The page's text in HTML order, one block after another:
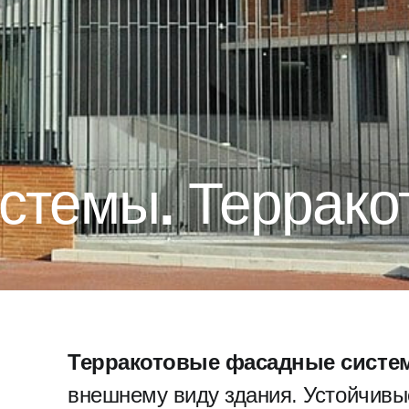
Терракотовые фасадные
внешнему виду здания.